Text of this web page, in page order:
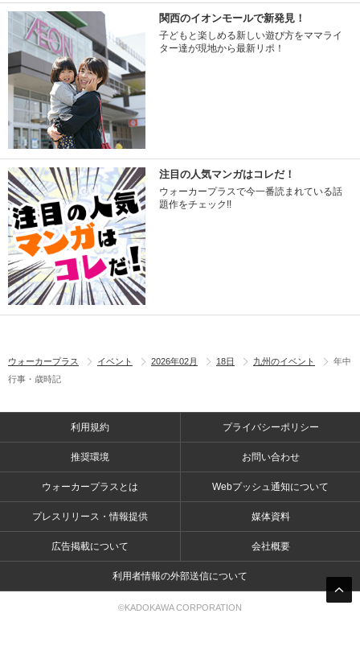
関西のイオンモールで新発見！
子どもと楽しめる新しい遊び方をママライ
ター達が現地から最新リポ！
注目の人気マンガはコレだ！
ウォーカープラスで今一番読まれている話
題作をチェック!!
ウォーカープラス イベント 2026年02月 18日 九州のイベント
年中
行事・歳時記
利用規約 プライバシーポリシー
推奨環境 お問い合わせ
ウォーカープラスとは Webプッシュ通知について
プレスリリース・情報提供 媒体資料
広告掲載について 会社概要
利用者情報の外部送信について
©KADOKAWA CORPORATION